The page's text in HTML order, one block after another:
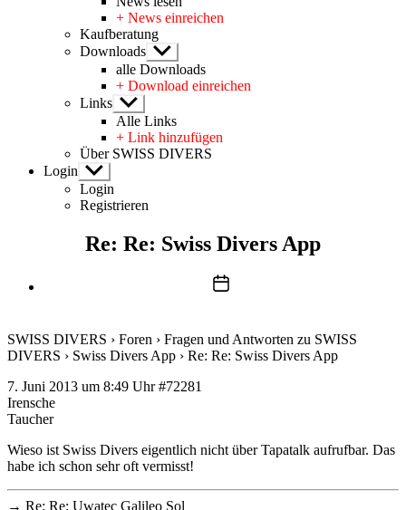
+ News einreichen
Kaufberatung
Downloads Untermenü
anzeigen
alle Downloads
+ Download einreichen
Links Untermenü
anzeigen
Alle Links
+ Link hinzufügen
Über SWISS DIVERS
Login Untermenü
anzeigen
Login
Registrieren
Re: Re: Swiss Divers App
Beitragsdatum
SWISS DIVERS › Foren › Fragen und Antworten zu SWISS
DIVERS › Swiss Divers App › Re: Re: Swiss Divers App
7. Juni 2013 um 8:49 Uhr #72281
Irensche
Taucher
Wieso ist Swiss Divers eigentlich nicht über Tapatalk aufrufbar. Das
habe ich schon sehr oft vermisst!
→ Re: Re: Uwatec Galileo Sol